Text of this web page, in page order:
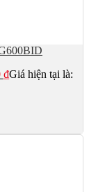
₫Giá hiện tại là: